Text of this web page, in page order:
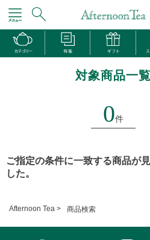
対象商品一覧
0件
ご指定の条件に一致する商品が
した。
Afternoon Tea > 商品検索